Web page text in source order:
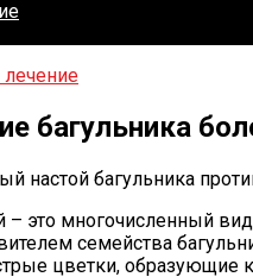
багульника
– это многочисленный
семейства
цветки, образующие